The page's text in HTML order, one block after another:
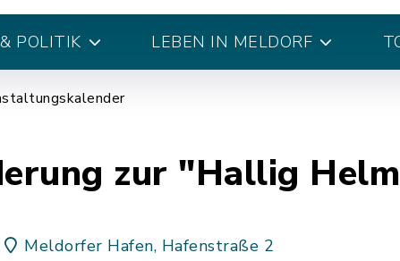
POLITIK LEBEN IN MELDORF
zur "Hallig
Meldorfer Hafen, Hafenstraße 2